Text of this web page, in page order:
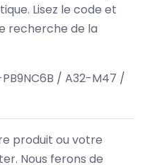
Lisez le code et
recherche de la
/ A32-M47 /
produit ou votre
Nous ferons de